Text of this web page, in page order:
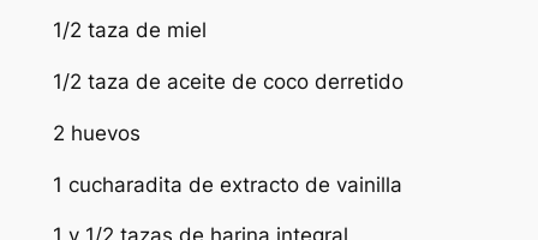
1/2 taza de miel
1/2 taza de aceite de coco derretido
2 huevos
1 cucharadita de extracto de vainilla